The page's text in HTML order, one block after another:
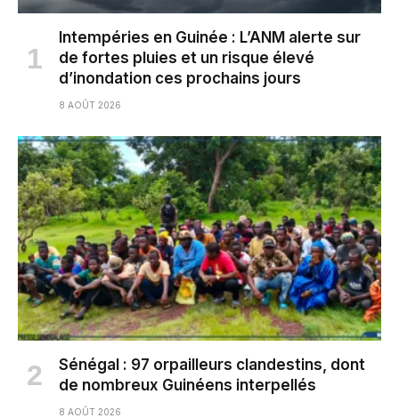
Intempéries en Guinée : L’ANM alerte sur
de fortes pluies et un risque élevé
d’inondation ces prochains jours
8 AOÛT 2026
Sénégal : 97 orpailleurs clandestins, dont
de nombreux Guinéens interpellés
8 AOÛT 2026